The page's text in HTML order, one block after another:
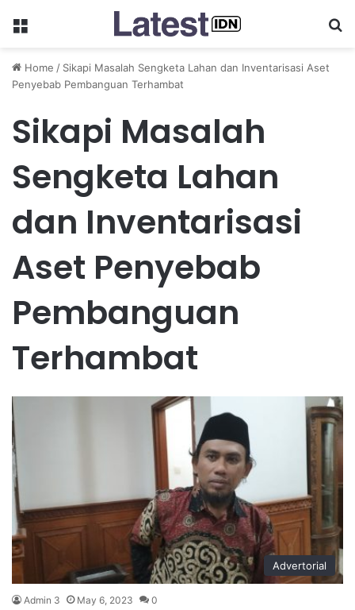
Menu
Home / Sikapi Masalah Sengketa Lahan dan Inventarisasi Aset
Penyebab Pembanguan Terhambat
Sikapi Masalah
Sengketa Lahan
dan Inventarisasi
Aset Penyebab
Pembanguan
Terhambat
Advertorial
Admin 3 May 6, 2023 0